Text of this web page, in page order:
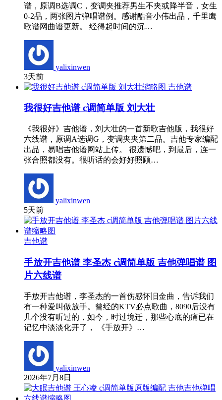
谱，原调B选调C，变调夹推荐男生不夹或降半音，女生
0-2品，两张图片弹唱谱例。感谢酷音小伟出品，千里鹰
歌谱网曲谱更新。 经得起时间的沉…
yalixinwen
3天前
吉他谱
我很好吉他谱 c调简单版 刘大壮
《我很好》吉他谱，刘大壮的一首新歌吉他版，我很好
六线谱，原调A选调G，变调夹夹第二品。吉他专家编配
出品，易唱吉他谱网站上传。 很遗憾吧，到最后，连一
张合照都没有。很听话的会好好照顾…
yalixinwen
5天前
吉他谱
手放开吉他谱 李圣杰 c调简单版 吉他弹唱谱 图
片六线谱
手放开吉他谱，李圣杰的一首伤感怀旧金曲，告诉我们
有一种爱叫做放手。曾经的KTV必点歌曲，8090后没有
几个没有听过的，如今，时过境迁，那些心底的痛已在
记忆中淡淡化开了， 《手放开》…
yalixinwen
2026年7月8日